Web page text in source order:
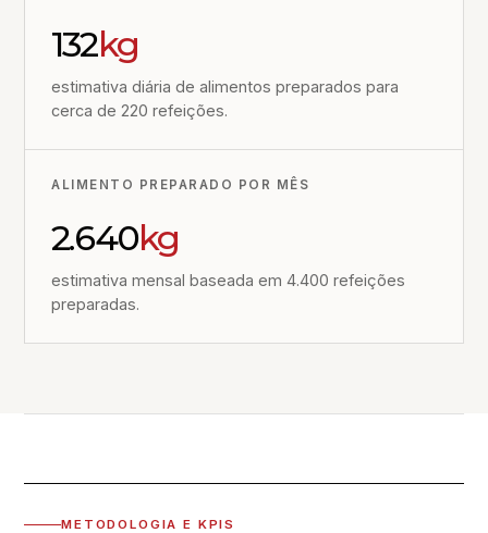
132kg
estimativa diária de alimentos preparados para
cerca de 220 refeições.
ALIMENTO PREPARADO POR MÊS
2.640kg
estimativa mensal baseada em 4.400 refeições
preparadas.
METODOLOGIA E KPIS